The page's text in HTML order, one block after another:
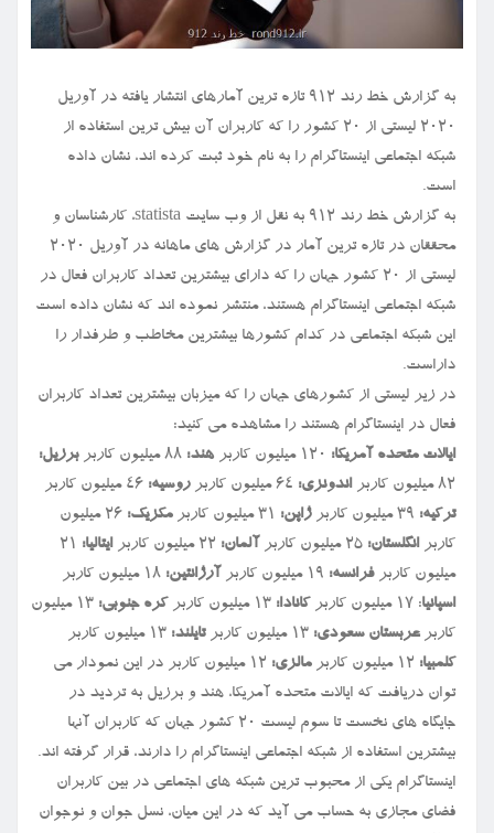
به گزارش خط رند ۹۱۲ تازه ترین آمارهای انتشار یافته در آوریل
۲۰۲۰ لیستی از ۲۰ کشور را که کاربران آن بیش ترین استفاده از
شبکه اجتماعی اینستاگرام را به نام خود ثبت کرده اند، نشان داده
است.
به گزارش خط رند ۹۱۲ به نقل از وب سایت statista، کارشناسان و
محققان در تازه ترین آمار در گزارش های ماهانه در آوریل ۲۰۲۰
لیستی از ۲۰ کشور جهان را که دارای بیشترین تعداد کاربران فعال در
شبکه اجتماعی اینستاگرام هستند، منتشر نموده اند که نشان داده است
این شبکه اجتماعی در کدام کشورها بیشترین مخاطب و طرفدار را
داراست.
در زیر لیستی از کشورهای جهان را که میزبان بیشترین تعداد کاربران
فعال در اینستاگرام هستند را مشاهده می کنید:
ایالات متحده آمریکا: ۱۲۰ میلیون کاربر هند: ۸۸ میلیون کاربر
برزیل:
۸۲ میلیون کاربر
اندونزی: ۶۴ میلیون کاربر روسیه: ۴۶ میلیون کاربر
ترکیه: ۳۹ میلیون کاربر ژاپن: ۳۱ میلیون کاربر مکزیک:
۲۶ میلیون
کاربرانگلستان: ۲۵ میلیون کاربر آلمان: ۲۲ میلیون کاربر ایتالیا: ۲۱
میلیون کاربرفرانسه: ۱۹ میلیون کاربر آرژانتین: ۱۸ میلیون کاربر
اسپانیا: ۱۷ میلیون کاربر کانادا: ۱۳ میلیون کاربر کره جنوبی:
۱۳ میلیون
کاربرعربستان سعودی: ۱۳ میلیون کاربر تایلند: ۱۳ میلیون کاربر
کلمبیا: ۱۲ میلیون کاربر مالزی:
۱۲ میلیون کاربر در این نمودار می
توان دریافت که ایالات متحده آمریکا، هند و برزیل به تردید در
جایگاه های نخست تا سوم لیست ۲۰ کشور جهان که کاربران آنها
بیشترین استفاده از شبکه اجتماعی اینستاگرام را دارند، قرار گرفته اند.
اینستاگرام یکی از محبوب ترین شبکه های اجتماعی در بین کاربران
فضای مجازی به حساب می آید که در این میان، نسل جوان و نوجوان